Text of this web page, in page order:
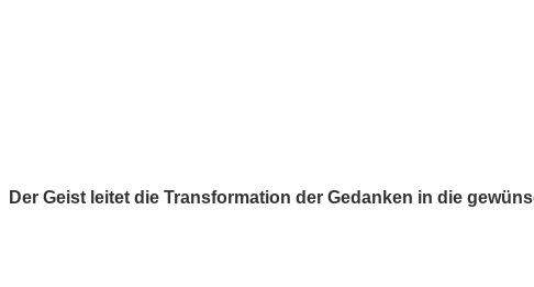
Der Geist leitet die Transformation der Gedanken in die